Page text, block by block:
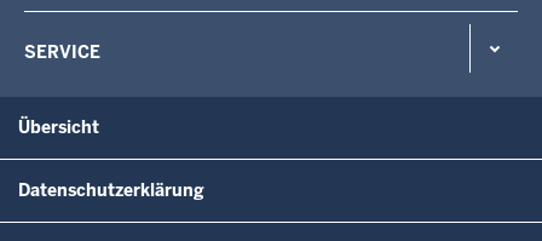
SERVICE
Übersicht
Datenschutzerklärung